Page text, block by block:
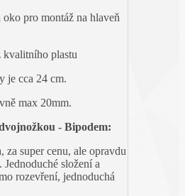
pro montáž na hlaveň
plastu
je cca 24 cm.
max 20mm.
- Bipodem:
super cenu, ale opravdu
složení a
rozevření, jednoduchá